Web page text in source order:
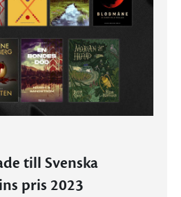
till Svenska
pris 2023